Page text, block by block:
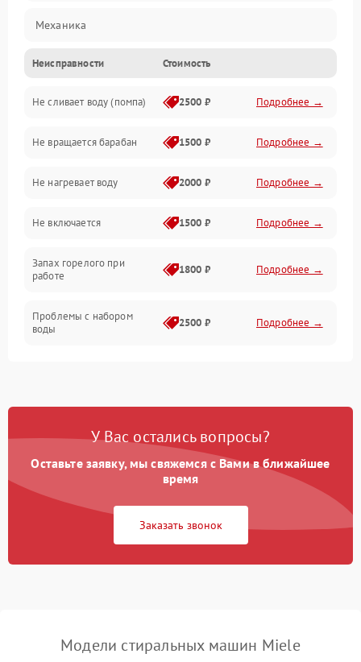
Механика
Электропитание
Водоснабжение
Слив
Программное обеспечение
Неисправности Стоимость
Не сливает воду (помпа) 2500 ₽ Подробнее →
Не вращается барабан 1500 ₽ Подробнее →
Не нагревает воду 2000 ₽ Подробнее →
Не включается 1500 ₽ Подробнее →
Запах горелого при
работе
1800 ₽ Подробнее →
Проблемы с набором
воды
2500 ₽ Подробнее →
Замена платы управления 2200 ₽ Подробнее →
У Вас остались вопросы?
Оставьте заявку, мы свяжемся с Вами в ближайшее
время
Заказать звонок
Модели стиральных машин Miele